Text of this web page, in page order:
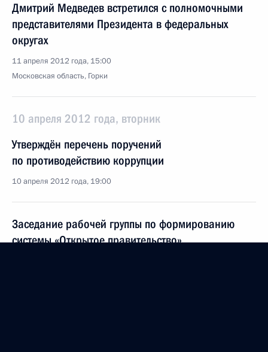
Дмитрий Медведев встретился с полномочными
представителями Президента в федеральных
округах
11 апреля 2012 года, 15:00
Московская область, Горки
10 апреля 2012 года, вторник
Утверждён перечень поручений
по противодействию коррупции
10 апреля 2012 года, 19:00
Заседание рабочей группы по формированию
системы «Открытое правительство»